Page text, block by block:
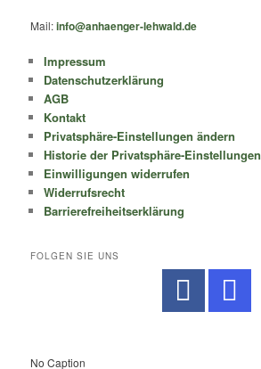
Mail:info@anhaenger-lehwald.de
Impressum
Datenschutzerklärung
AGB
Kontakt
Privatsphäre-Einstellungen ändern
Historie der Privatsphäre-Einstellungen
Einwilligungen widerrufen
Widerrufsrecht
Barrierefreiheitserklärung
FOLGEN SIE UNS
No Caption